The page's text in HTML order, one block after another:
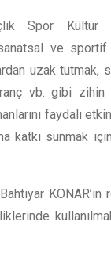
Spor Kültür
ve
uzak tutmak,
vb. gibi
faydalı
katkı sunmak
KONAR’ın